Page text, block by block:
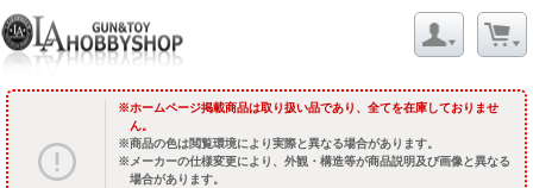
ホームページ掲載商品は取り扱い品であり、全てを在庫しておりませ
ん。
商品の色は閲覧環境により実際と異なる場合があります。
メーカーの仕様変更により、外観・構造等が商品説明及び画像と異なる
場合があります。